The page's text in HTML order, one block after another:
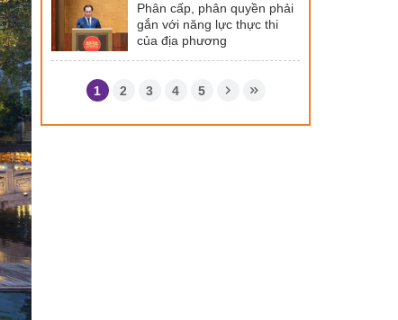
Phân cấp, phân quyền phải
gắn với năng lực thực thi
của địa phương
1 2 3 4 5